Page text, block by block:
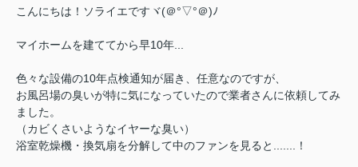
こんにちは！ソライエですヾ(＠°▽°＠)ﾉ
マイホームを建ててから早10年...
色々な設備の10年点検通知が届き、任意なのですが、
お風呂場の臭いが特に気になっていたので業者さんに依頼してみ
ました。
（カビくさいようなイヤーな臭い）
浴室乾燥機・換気扇を分解して中のファンを見ると.......！